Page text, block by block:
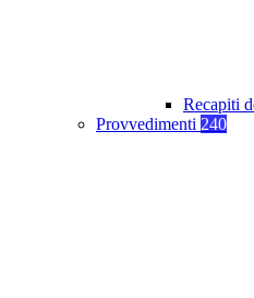
Recapiti
Provvedimenti 240